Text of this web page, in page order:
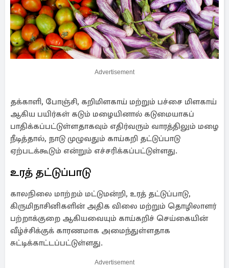
Advertisement
தக்காளி, போஞ்சி, கறிமிளகாய் மற்றும் பச்சை மிளகாய்
ஆகிய பயிர்கள் கடும் மழையினால் கடுமையாகப்
பாதிக்கப்பட்டுள்ளதாகவும் எதிர்வரும் வாரத்திலும் மழை
நீடித்தால், நாடு முழுவதும் காய்கறி தட்டுப்பாடு
ஏற்படக்கூடும் என்றும் எச்சரிக்கப்பட்டுள்ளது.
உரத் தட்டுப்பாடு
காலநிலை மாற்றம் மட்டுமன்றி, உரத் தட்டுப்பாடு,
கிருமிநாசினிகளின் அதிக விலை மற்றும் தொழிலாளர்
பற்றாக்குறை ஆகியவையும் காய்கறிச் செய்கையின்
வீழ்ச்சிக்குக் காரணமாக அமைந்துள்ளதாக
சுட்டிக்காட்டப்பட்டுள்ளது.
Advertisement